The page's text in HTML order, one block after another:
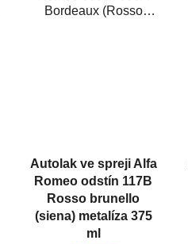
Bordeaux (Rosso
Autolak ve spreji Alfa
Romeo odstín 117B
Rosso brunello
(siena) metalíza 375
ml